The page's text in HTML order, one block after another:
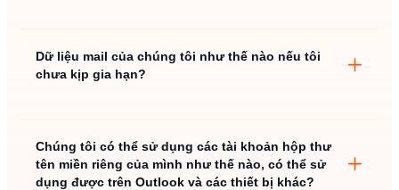
Dữ liệu mail của chúng tôi như thế nào nếu tôi
chưa kịp gia hạn?
Chúng tôi có thể sử dụng các tài khoản hộp thư
tên miền riêng của mình như thế nào, có thể sử
dụng được trên Outlook và các thiết bị khác?